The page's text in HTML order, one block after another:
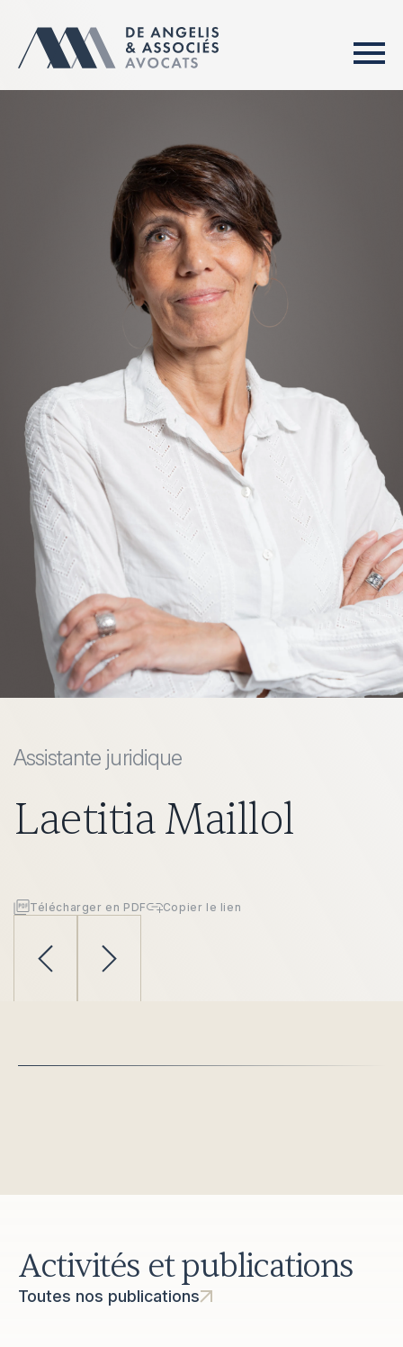
Assistante juridique
Laetitia Maillol
Télécharger en PDF Copier le lien
Activités et publications
Toutes nos publications